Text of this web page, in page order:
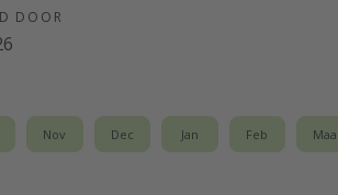
DOOR
Nov Dec Jan Feb Maa